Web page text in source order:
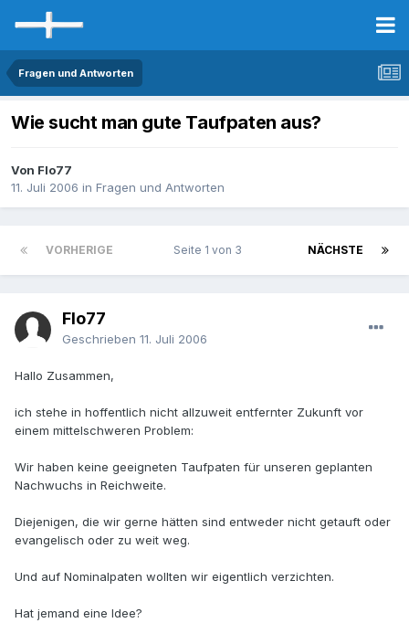
Fragen und Antworten
Wie sucht man gute Taufpaten aus?
Von Flo77
11. Juli 2006 in Fragen und Antworten
VORHERIGE NÄCHSTE
Seite 1 von 3
Flo77
Geschrieben 11. Juli 2006
Hallo Zusammen,
ich stehe in hoffentlich nicht allzuweit entfernter Zukunft vor
einem mittelschweren Problem:
Wir haben keine geeigneten Taufpaten für unseren geplanten
Nachwuchs in Reichweite.
Diejenigen, die wir gerne hätten sind entweder nicht getauft oder
evangelisch oder zu weit weg.
Und auf Nominalpaten wollten wir eigentlich verzichten.
Hat jemand eine Idee?